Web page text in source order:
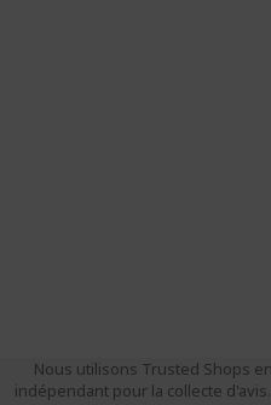
Nous utilisons Trusted Shops
indépendant pour la collecte